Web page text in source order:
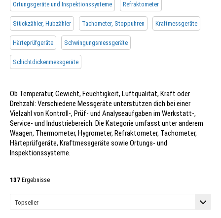
Ortungsgeräte und Inspektionssysteme Refraktometer
Stückzähler, Hubzähler Tachometer, Stoppuhren Kraftmessgeräte
Härteprüfgeräte Schwingungsmessgeräte
Schichtdickenmessgeräte
Ob Temperatur, Gewicht, Feuchtigkeit, Luftqualität, Kraft oder
Drehzahl: Verschiedene Messgeräte unterstützen dich bei einer
Vielzahl von Kontroll-, Prüf- und Analyseaufgaben im Werkstatt-,
Service- und Industriebereich. Die Kategorie umfasst unter anderem
Waagen, Thermometer, Hygrometer, Refraktometer, Tachometer,
Härteprüfgeräte, Kraftmessgeräte sowie Ortungs- und
Inspektionssysteme.
137 Ergebnisse